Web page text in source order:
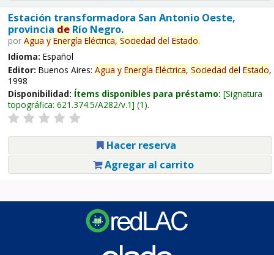
Estación transformadora San Antonio Oeste,
provincia deRío Negro.
por Agua y Energía Eléctrica, Sociedad del Estado.
Idioma: Español
Editor: Buenos Aires: Agua y Energía Eléctrica, Sociedad del Estado,
1998
Disponibilidad: Ítems disponibles para préstamo: Signatura
topográfica: 621.374.5/A282/v.1 (1).
Hacer reserva
Agregar al carrito